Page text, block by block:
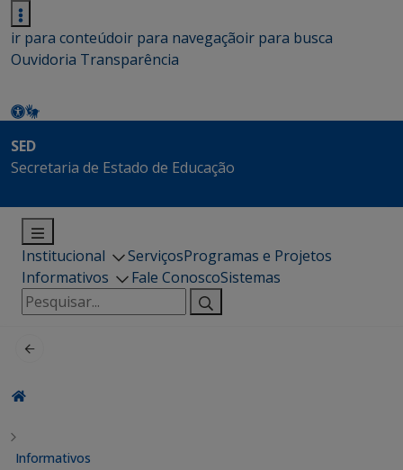
ir para conteúdoir para navegaçãoir para busca
Ouvidoria Transparência
SED
Secretaria de Estado de Educação
Institucional ServiçosProgramas e Projetos
Informativos
Fale ConoscoSistemas
Pesquisar
por:
Informativos